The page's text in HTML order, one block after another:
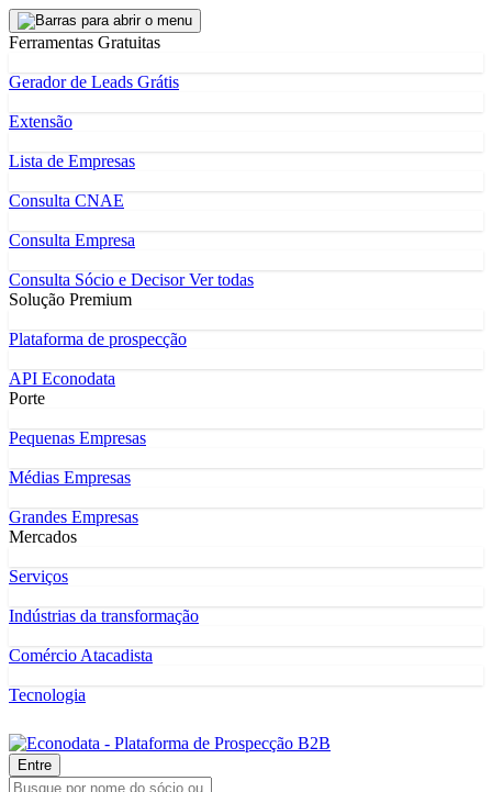
Ferramentas Gratuitas
Gerador de Leads Grátis
Extensão
Lista de Empresas
Consulta CNAE
Consulta Empresa
Consulta Sócio e DecisorVer todas
Solução Premium
Plataforma de prospecção
API Econodata
Porte
Pequenas Empresas
Médias Empresas
Grandes Empresas
Mercados
Serviços
Indústrias da transformação
Comércio Atacadista
Tecnologia
Entre